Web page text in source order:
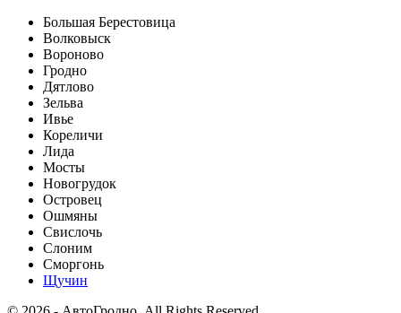
Большая Берестовица
Волковыск
Вороново
Гродно
Дятлово
Зельва
Ивье
Кореличи
Лида
Мосты
Новогрудок
Островец
Ошмяны
Свислочь
Слоним
Сморгонь
Щучин